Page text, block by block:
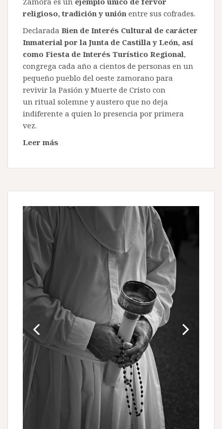
de
religioso, tradición y unión entre sus cofrades.
Declarada Bien de Interés Cultural de carácter
Inmaterial por la Junta de Castilla y León, así
como Fiesta de Interés Turístico Regional,
congrega cada año a cientos de personas en un
pequeño pueblo del oeste zamorano para
revivir la Pasión y Muerte de Cristo con
un ritual solemne y austero que no deja
indiferente a quien lo presencia por primera
vez.
Leer más